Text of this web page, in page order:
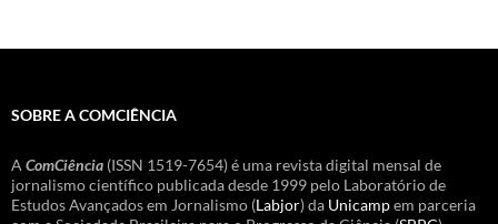
SOBRE A COMCIÊNCIA
A ComCiência (ISSN 1519-7654) é uma revista digital mensal de
jornalismo científico publicada desde 1999 pelo Laboratório de
Estudos Avançados em Jornalismo (Labjor) da Unicampem parceria